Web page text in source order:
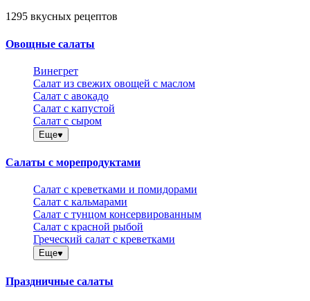
1295 вкусных рецептов
Овощные салаты
Винегрет
Салат из свежих овощей с маслом
Салат с авокадо
Салат с капустой
Салат с сыром
Еще
Салаты с морепродуктами
Салат с креветками и помидорами
Салат с кальмарами
Салат с тунцом консервированным
Салат с красной рыбой
Греческий салат с креветками
Еще
Праздничные салаты